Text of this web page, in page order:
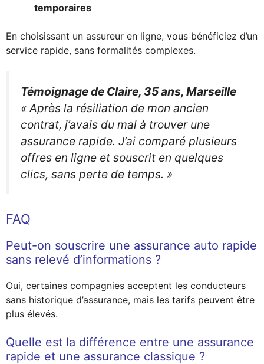
temporaires
En choisissant un assureur en ligne, vous bénéficiez d’un
service rapide, sans formalités complexes.
Témoignage de Claire, 35 ans, Marseille
« Après la résiliation de mon ancien
contrat, j’avais du mal à trouver une
assurance rapide. J’ai comparé plusieurs
offres en ligne et souscrit en quelques
clics, sans perte de temps. »
FAQ
Peut-on souscrire une assurance auto rapide
sans relevé d’informations ?
Oui, certaines compagnies acceptent les conducteurs
sans historique d’assurance, mais les tarifs peuvent être
plus élevés.
Quelle est la différence entre une assurance
rapide et une assurance classique ?